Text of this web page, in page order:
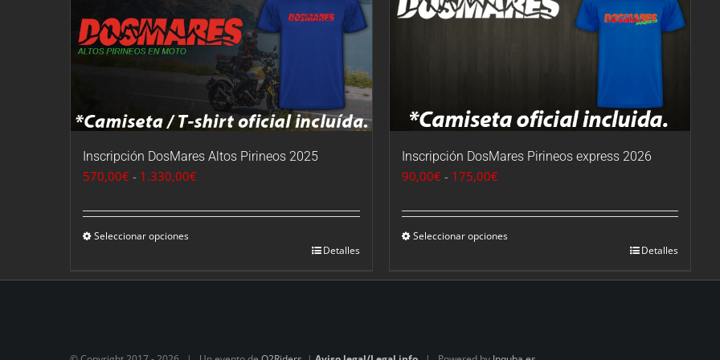
Inscripción DosMares Altos Pirineos 2025
570,00€ - 1.330,00€
precios:
Seleccionar opciones
Detalles
Inscripción DosMares Pirineos express 2026
90,00€ - 175,00€Rango
precios:
desde
Seleccionar opciones
Detalles